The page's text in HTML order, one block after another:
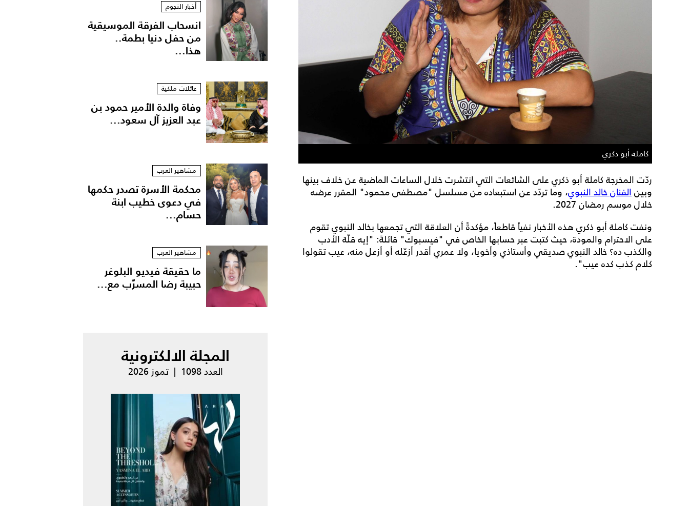
كاملة أبو ذكري
ردّت المخرجة كاملة أبو ذكري على الشائعات التي انتشرت خلال الساعات الماضية عن خلاف بينها
وبين الفنان خالد النبوي، وما تردّد عن استبعاده من مسلسل "مصطفى محمود" المقرر عرضه
خلال موسم رمضان 2027.
ونفت كاملة أبو ذكري هذه الأخبار نفياً قاطعاً، مؤكدةً أن العلاقة التي تجمعها بخالد النبوي تقوم
على الاحترام والمودة، حيث كتبت عبر حسابها الخاص في "فيسبوك" قائلةً: "إيه قلّة الأدب
والكذب ده؟ خالد النبوي صديقي وأستاذي وأخويا، ولا عمري أقدر أزعّله أو أزعل منه، عيب تقولوا
كلام كذب كده عيب".
أخبار النجوم
انسحاب الفرقة الموسيقية
من حفل دنيا بطمة..
هذا...
عائلات ملكية
وفاة والدة الأمير حمود بن
عبد العزيز آل سعود...
مشاهير العرب
محكمة الأسرة تصدر حكمها
في دعوى خطيب ابنة
حسام...
مشاهير العرب
ما حقيقة فيديو البلوغر
حبيبة رضا المسرّب مع...
المجلة الالكترونية
العدد 1098 | تموز 2026